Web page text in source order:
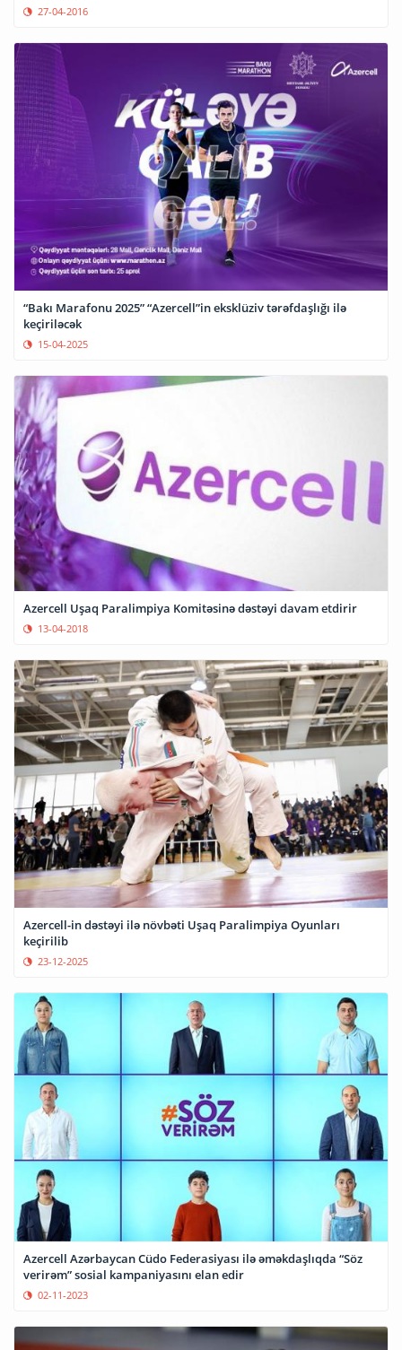
27-04-2016
“Bakı Marafonu 2025” “Azercell”in eksklüziv tərəfdaşlığı ilə
keçiriləcək
15-04-2025
Azercell Uşaq Paralimpiya Komitəsinə dəstəyi davam etdirir
13-04-2018
Azercell-in dəstəyi ilə növbəti Uşaq Paralimpiya Oyunları
keçirilib
23-12-2025
Azercell Azərbaycan Cüdo Federasiyası ilə əməkdaşlıqda “Söz
verirəm” sosial kampaniyasını elan edir
02-11-2023